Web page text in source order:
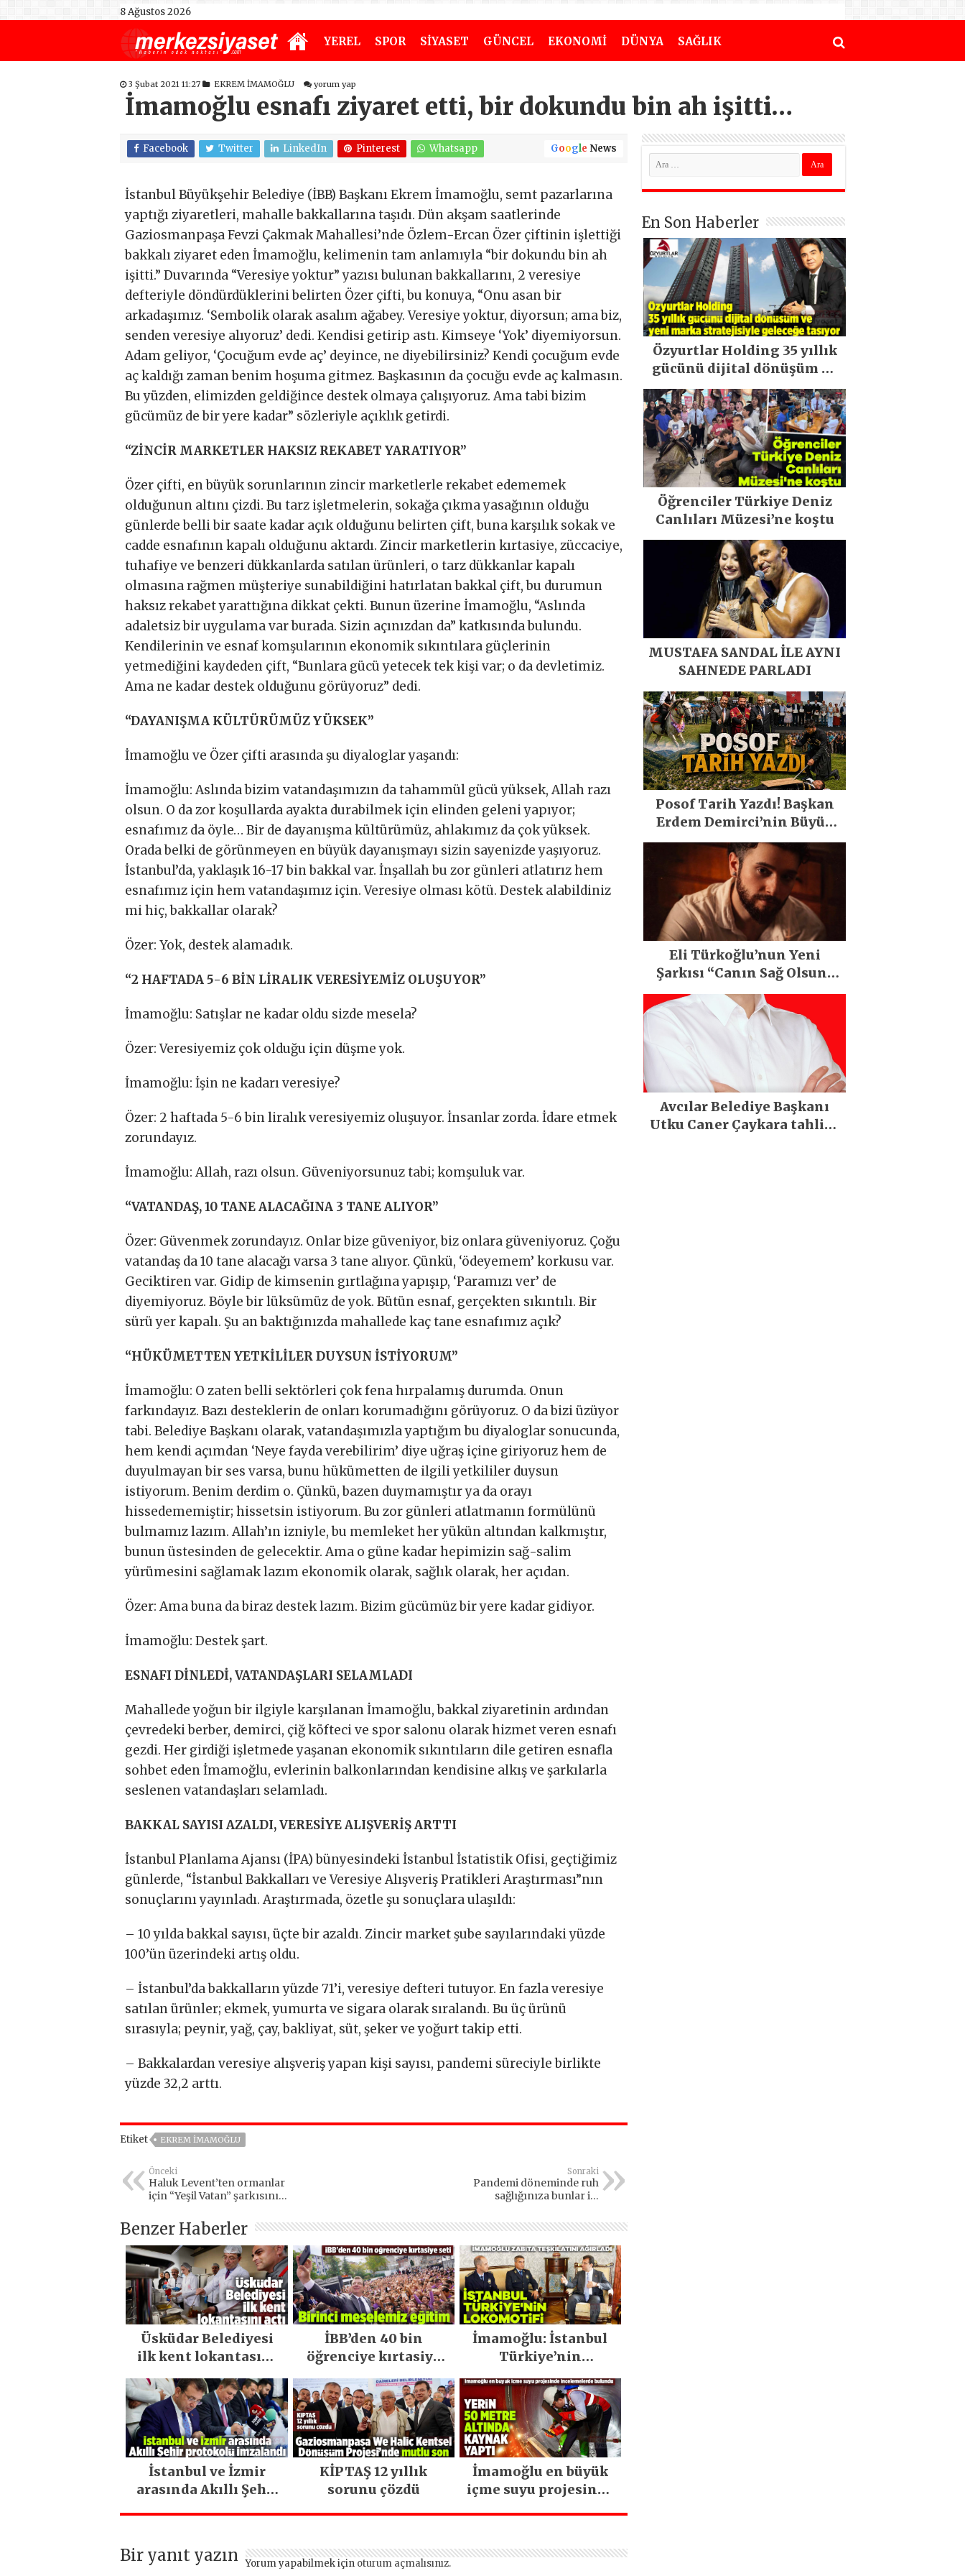
8 Ağustos 2026
YEREL SPOR SİYASET GÜNCEL EKONOMİ DÜNYA SAĞLIK
3 Şubat 2021 11:27 EKREM İMAMOĞLU yorum yap
İmamoğlu esnafı ziyaret etti, bir dokundu bin ah işitti…
Facebook Twitter LinkedIn Pinterest Whatsapp Google News
İstanbul Büyükşehir Belediye (İBB) Başkanı Ekrem İmamoğlu, semt pazarlarına
yaptığı ziyaretleri, mahalle bakkallarına taşıdı. Dün akşam saatlerinde
Gaziosmanpaşa Fevzi Çakmak Mahallesi’nde Özlem-Ercan Özer çiftinin işlettiği
bakkalı ziyaret eden İmamoğlu, kelimenin tam anlamıyla “bir dokundu bin ah
işitti.” Duvarında “Veresiye yoktur” yazısı bulunan bakkallarını, 2 veresiye
defteriyle döndürdüklerini belirten Özer çifti, bu konuya, “Onu asan bir
arkadaşımız. ‘Sembolik olarak asalım ağabey. Veresiye yoktur, diyorsun; ama biz,
senden veresiye alıyoruz’ dedi. Kendisi getirip astı. Kimseye ‘Yok’ diyemiyorsun.
Adam geliyor, ‘Çocuğum evde aç’ deyince, ne diyebilirsiniz? Kendi çocuğum evde
aç kaldığı zaman benim hoşuma gitmez. Başkasının da çocuğu evde aç kalmasın.
Bu yüzden, elimizden geldiğince destek olmaya çalışıyoruz. Ama tabi bizim
gücümüz de bir yere kadar” sözleriyle açıklık getirdi.
“ZİNCİR MARKETLER HAKSIZ REKABET YARATIYOR”
Özer çifti, en büyük sorunlarının zincir marketlerle rekabet edememek
olduğunun altını çizdi. Bu tarz işletmelerin, sokağa çıkma yasağının olduğu
günlerde belli bir saate kadar açık olduğunu belirten çift, buna karşılık sokak ve
cadde esnafının kapalı olduğunu aktardı. Zincir marketlerin kırtasiye, züccaciye,
tuhafiye ve benzeri dükkanlarda satılan ürünleri, o tarz dükkanlar kapalı
olmasına rağmen müşteriye sunabildiğini hatırlatan bakkal çift, bu durumun
haksız rekabet yarattığına dikkat çekti. Bunun üzerine İmamoğlu, “Aslında
adaletsiz bir uygulama var burada. Sizin açınızdan da” katkısında bulundu.
Kendilerinin ve esnaf komşularının ekonomik sıkıntılara güçlerinin
yetmediğini kaydeden çift, “Bunlara gücü yetecek tek kişi var; o da devletimiz.
Ama ne kadar destek olduğunu görüyoruz” dedi.
“DAYANIŞMA KÜLTÜRÜMÜZ YÜKSEK”
İmamoğlu ve Özer çifti arasında şu diyaloglar yaşandı:
İmamoğlu: Aslında bizim vatandaşımızın da tahammül gücü yüksek, Allah razı
olsun. O da zor koşullarda ayakta durabilmek için elinden geleni yapıyor;
esnafımız da öyle… Bir de dayanışma kültürümüz, ahlakımız da çok yüksek.
Orada belki de görünmeyen en büyük dayanışmayı sizin sayenizde yaşıyoruz.
İstanbul’da, yaklaşık 16-17 bin bakkal var. İnşallah bu zor günleri atlatırız hem
esnafımız için hem vatandaşımız için. Veresiye olması kötü. Destek alabildiniz
mi hiç, bakkallar olarak?
Özer: Yok, destek alamadık.
“2 HAFTADA 5-6 BİN LİRALIK VERESİYEMİZ OLUŞUYOR”
İmamoğlu: Satışlar ne kadar oldu sizde mesela?
Özer: Veresiyemiz çok olduğu için düşme yok.
İmamoğlu: İşin ne kadarı veresiye?
Özer: 2 haftada 5-6 bin liralık veresiyemiz oluşuyor. İnsanlar zorda. İdare etmek
zorundayız.
İmamoğlu: Allah, razı olsun. Güveniyorsunuz tabi; komşuluk var.
“VATANDAŞ, 10 TANE ALACAĞINA 3 TANE ALIYOR”
Özer: Güvenmek zorundayız. Onlar bize güveniyor, biz onlara güveniyoruz. Çoğu
vatandaş da 10 tane alacağı varsa 3 tane alıyor. Çünkü, ‘ödeyemem’ korkusu var.
Geciktiren var. Gidip de kimsenin gırtlağına yapışıp, ‘Paramızı ver’ de
diyemiyoruz. Böyle bir lüksümüz de yok. Bütün esnaf, gerçekten sıkıntılı. Bir
sürü yer kapalı. Şu an baktığınızda mahallede kaç tane esnafımız açık?
“HÜKÜMETTEN YETKİLİLER DUYSUN İSTİYORUM”
İmamoğlu: O zaten belli sektörleri çok fena hırpalamış durumda. Onun
farkındayız. Bazı desteklerin de onları korumadığını görüyoruz. O da bizi üzüyor
tabi. Belediye Başkanı olarak, vatandaşımızla yaptığım bu diyaloglar sonucunda,
hem kendi açımdan ‘Neye fayda verebilirim’ diye uğraş içine giriyoruz hem de
duyulmayan bir ses varsa, bunu hükümetten de ilgili yetkililer duysun
istiyorum. Benim derdim o. Çünkü, bazen duymamıştır ya da orayı
hissedememiştir; hissetsin istiyorum. Bu zor günleri atlatmanın formülünü
bulmamız lazım. Allah’ın izniyle, bu memleket her yükün altından kalkmıştır,
bunun üstesinden de gelecektir. Ama o güne kadar hepimizin sağ-salim
yürümesini sağlamak lazım ekonomik olarak, sağlık olarak, her açıdan.
Özer: Ama buna da biraz destek lazım. Bizim gücümüz bir yere kadar gidiyor.
İmamoğlu: Destek şart.
ESNAFI DİNLEDİ, VATANDAŞLARI SELAMLADI
Mahallede yoğun bir ilgiyle karşılanan İmamoğlu, bakkal ziyaretinin ardından
çevredeki berber, demirci, çiğ köfteci ve spor salonu olarak hizmet veren esnafı
gezdi. Her girdiği işletmede yaşanan ekonomik sıkıntıların dile getiren esnafla
sohbet eden İmamoğlu, evlerinin balkonlarından kendisine alkış ve şarkılarla
seslenen vatandaşları selamladı.
BAKKAL SAYISI AZALDI, VERESİYE ALIŞVERİŞ ARTTI
İstanbul Planlama Ajansı (İPA) bünyesindeki İstanbul İstatistik Ofisi, geçtiğimiz
günlerde, “İstanbul Bakkalları ve Veresiye Alışveriş Pratikleri Araştırması”nın
sonuçlarını yayınladı. Araştırmada, özetle şu sonuçlara ulaşıldı:
– 10 yılda bakkal sayısı, üçte bir azaldı. Zincir market şube sayılarındaki yüzde
100’ün üzerindeki artış oldu.
– İstanbul’da bakkalların yüzde 71’i, veresiye defteri tutuyor. En fazla veresiye
satılan ürünler; ekmek, yumurta ve sigara olarak sıralandı. Bu üç ürünü
sırasıyla; peynir, yağ, çay, bakliyat, süt, şeker ve yoğurt takip etti.
– Bakkalardan veresiye alışveriş yapan kişi sayısı, pandemi süreciyle birlikte
yüzde 32,2 arttı.
Etiket EKREM İMAMOĞLU
Önceki
Haluk Levent’ten ormanlar
için “Yeşil Vatan” şarkısını
Sonraki
Pandemi döneminde ruh
sağlığınıza bunlar iyi
Benzer Haberler
Üsküdar Belediyesi
ilk kent lokantasını
İBB’den 40 bin
öğrenciye kırtasiye
İmamoğlu: İstanbul
Türkiye’nin
İstanbul ve İzmir
arasında Akıllı Şehir
KİPTAŞ 12 yıllık
sorunu çözdü
İmamoğlu en büyük
içme suyu projesinde
Bir yanıt yazın Yorum yapabilmek için oturum açmalısınız.
En Son Haberler
Özyurtlar Holding 35 yıllık
gücünü dijital dönüşüm ve
yeni marka stratejisiyle
geleceğe taşıyor
Öğrenciler Türkiye Deniz
Canlıları Müzesi’ne koştu
MUSTAFA SANDAL İLE AYNI
SAHNEDE PARLADI
Posof Tarih Yazdı! Başkan
Erdem Demirci’nin Büyük
Emeğiyle Son Yılların En
Büyük Festivali Gerçekleşti
Eli Türkoğlu’nun Yeni
Şarkısı “Canın Sağ Olsun”
Büyük İlgi Gördü!..
Avcılar Belediye Başkanı
Utku Caner Çaykara tahliye